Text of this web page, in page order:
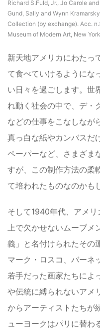
Richard S.Fuld, Jr., Jo Carole
Gund, Sally and Wynn
Collection (by exchange). Acc.
Museum of Modern Art, New
新天地アメリカにわたっ
て食べていけるようにな
い日々を過ごします。世
れ動く社会の中で、デ・
などの仕事をこなしなが
真っ白な紙やカンバスだ
ペーパーなど、さまざま
すが、この制作方法の柔
て培われたものなのかも
そして1940年代、アメ
上で欠かせないムーブメ
義」と名付けられたその
マーク・ロスコ、バーネ
若手だった画家たちによ
や伝統に縛られないアメ
からアーティストたちが
ューヨークはパリに替わ